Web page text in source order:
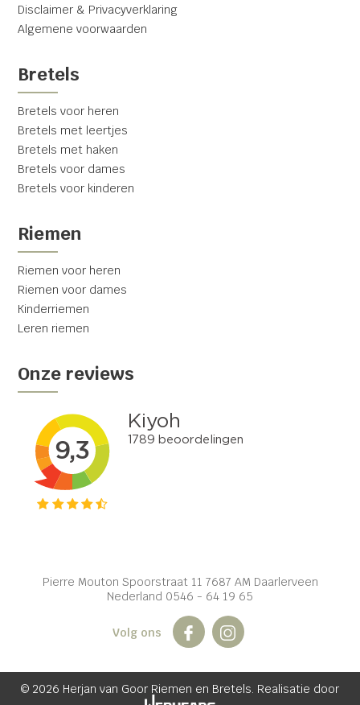
Disclaimer & Privacyverklaring
Algemene voorwaarden
Bretels
Bretels voor heren
Bretels met leertjes
Bretels met haken
Bretels voor dames
Bretels voor kinderen
Riemen
Riemen voor heren
Riemen voor dames
Kinderriemen
Leren riemen
Onze reviews
Pierre Mouton Spoorstraat 11 7687 AM Daarlerveen
Nederland 0546 - 64 19 65
Volg ons
© 2026 Herjan van Goor Riemen en Bretels. Realisatie door